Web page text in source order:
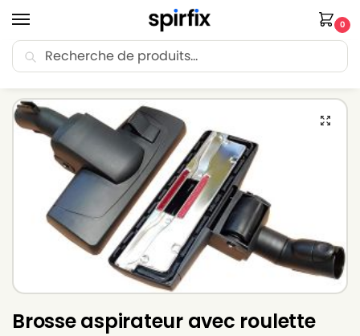
0
🚚 Livraison Point Relais offerte dès 30€ d’achat.
Brosse aspirateur avec roulette